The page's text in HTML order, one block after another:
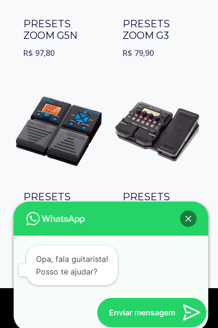
PRESETS
ZOOM G5N
R$ 97,80
PRESETS
ZOOM G3
R$ 79,90
PRESETS
de 5
R$79,90
PRESETS
R$79,90
© 2026 Johny Mafra | Desenvolvido porGabriel Almeida
Opa, fala guitarista!
Posso te ajudar?
Enviar mensagem